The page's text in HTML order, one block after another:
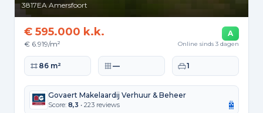
3817EA Amersfoort
€ 595.000 k.k.
€ 6.919/m²
A
Online sinds 3 dagen
Woonoppervlakte
86 m² Perceeloppervlakte
— Slaapkamers
1
Govaert Makelaardij Verhuur & Beheer
Score: 8,3 • 223 reviews